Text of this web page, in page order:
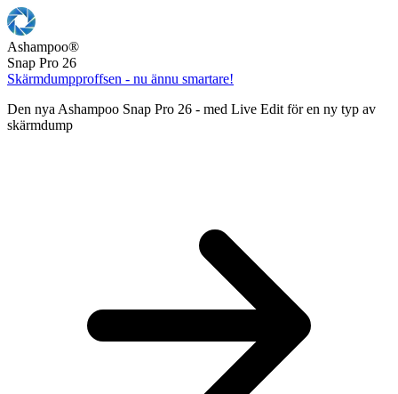
Ashampoo®
Snap Pro 26
Skärmdumpproffsen - nu ännu smartare!
Den nya Ashampoo Snap Pro 26 - med Live Edit för en ny typ av
skärmdump